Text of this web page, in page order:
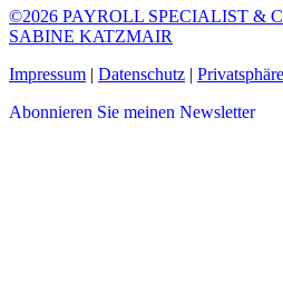
©2026 PAYROLL SPECIALIST &
SABINE KATZMAIR
Impressum | Datenschutz |
Abonnieren Sie meinen Newsletter